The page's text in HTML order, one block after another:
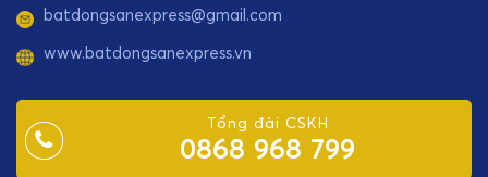
batdongsanexpress@gmail.com
www.batdongsanexpress.vn
Tổng đài CSKH
0868 968 799